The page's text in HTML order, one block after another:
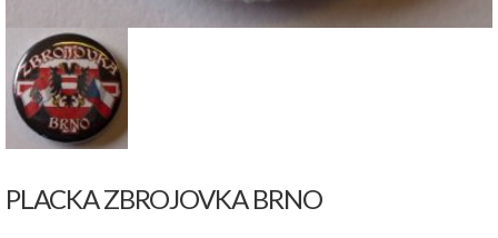
PLACKA ZBROJOVKA BRNO